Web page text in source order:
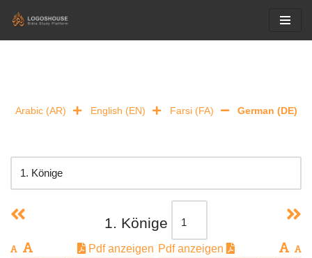
Arabic (AR) English (EN) Farsi (FA) German (DE)
1. Könige
Pdf anzeigen